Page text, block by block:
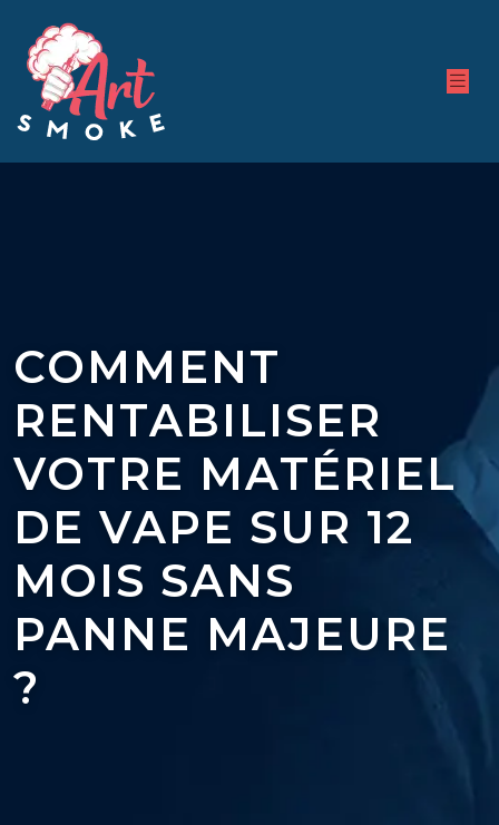
COMMENT
RENTABILISER
VOTRE MATÉRIEL
DE VAPE SUR 12
MOIS SANS
PANNE MAJEURE
?